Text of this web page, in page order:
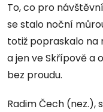
To, co pro
se stalo noční
totiž popraskalo
a jen ve Skřípově a
bez proudu.
Radim Čech (nez.),